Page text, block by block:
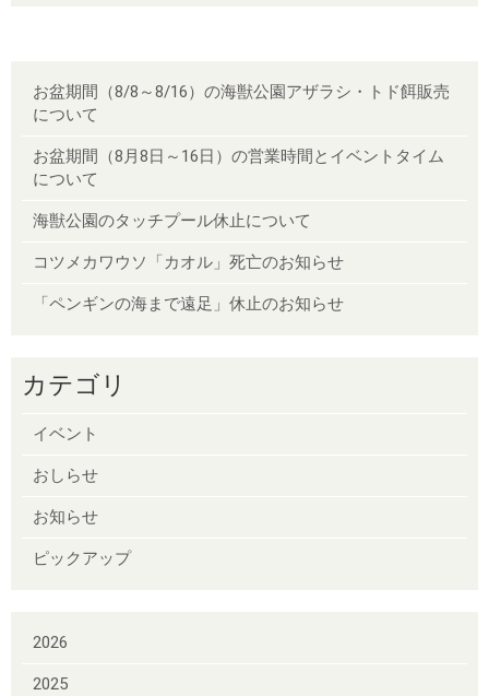
お盆期間（8/8～8/16）の海獣公園アザラシ・トド餌販売
について
お盆期間（8月8日～16日）の営業時間とイベントタイム
について
海獣公園のタッチプール休止について
コツメカワウソ「カオル」死亡のお知らせ
「ペンギンの海まで遠足」休止のお知らせ
カテゴリ
イベント
おしらせ
お知らせ
ピックアップ
2026
2025